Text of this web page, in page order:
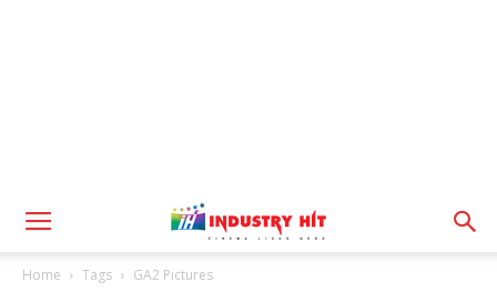
Home Tags GA2 Pictures